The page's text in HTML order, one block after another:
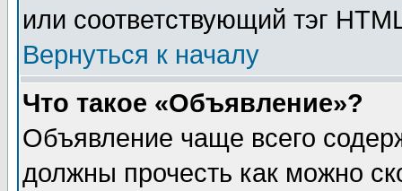
или соответствующий тэг
Вернуться к началу
Что такое «Объявление»?
Объявление чаще всего
должны прочесть как можно